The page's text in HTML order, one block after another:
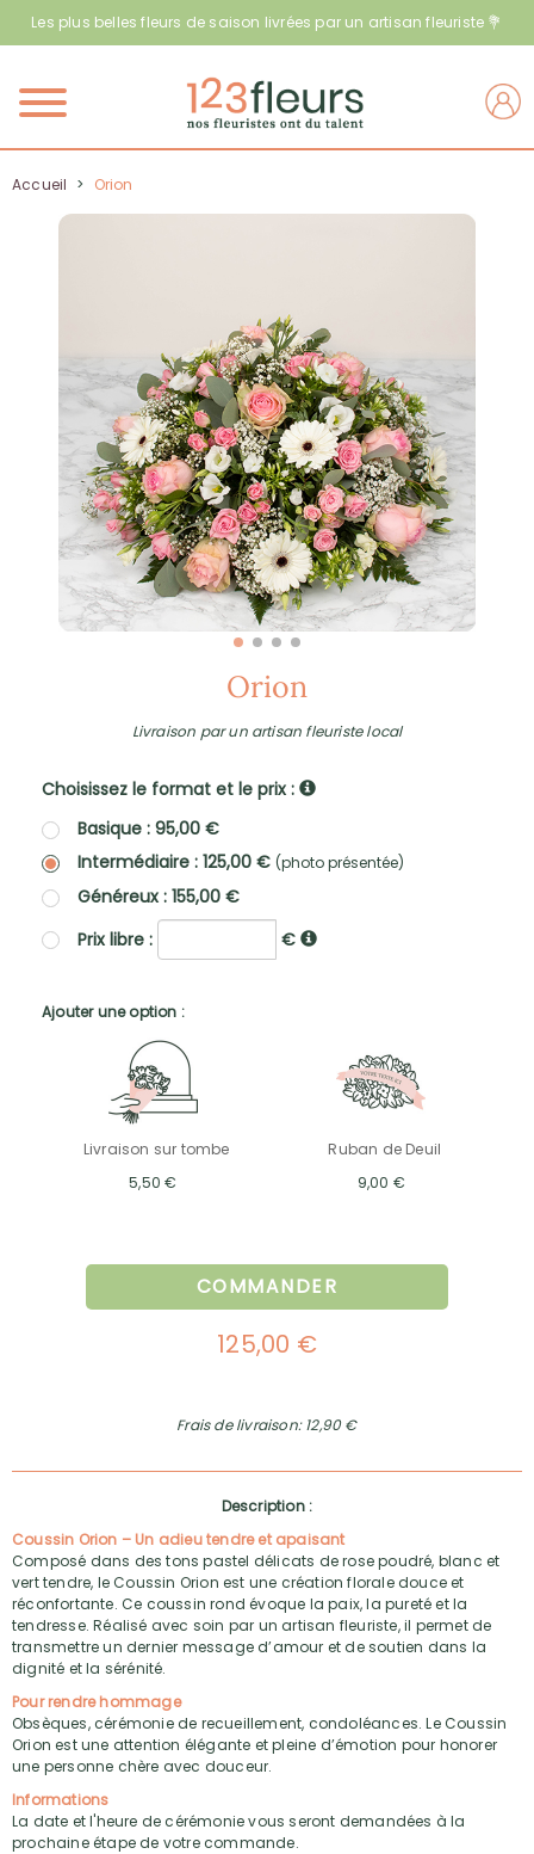
Les plus belles fleurs de saison livrées par un artisan fleuriste 💐
Menu
Accueil > Orion
Orion
Livraison par un artisan fleuriste local
Choisissez le format et le prix :
Basique : 95,00 €
Intermédiaire : 125,00 € (photo présentée)
Généreux : 155,00 €
Prix libre :
€
Ajouter une option :
Livraison sur tombe
5,50 €
Ruban de Deuil
9,00 €
COMMANDER
125,00 €
Frais de livraison: 12,90 €
Description :
Coussin Orion – Un adieu tendre et apaisant
Composé dans des tons pastel délicats de rose poudré, blanc et
vert tendre, le Coussin Orion est une création florale douce et
réconfortante. Ce coussin rond évoque la paix, la pureté et la
tendresse. Réalisé avec soin par un artisan fleuriste, il permet de
transmettre un dernier message d’amour et de soutien dans la
dignité et la sérénité.
Pour rendre hommage
Obsèques, cérémonie de recueillement, condoléances. Le Coussin
Orion est une attention élégante et pleine d’émotion pour honorer
une personne chère avec douceur.
Informations
La date et l'heure de cérémonie vous seront demandées à la
prochaine étape de votre commande.